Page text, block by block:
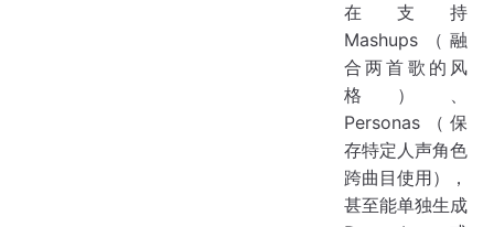
在支持
Mashups（融
合两首歌的风
格）、
Personas（保
存特定人声角色
跨曲目使用），
甚至能单独生成